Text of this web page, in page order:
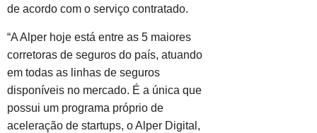
de acordo com o serviço contratado.
“A Alper hoje está entre as 5 maiores
corretoras de seguros do país, atuando
em todas as linhas de seguros
disponíveis no mercado. É a única que
possui um programa próprio de
aceleração de startups, o Alper Digital,